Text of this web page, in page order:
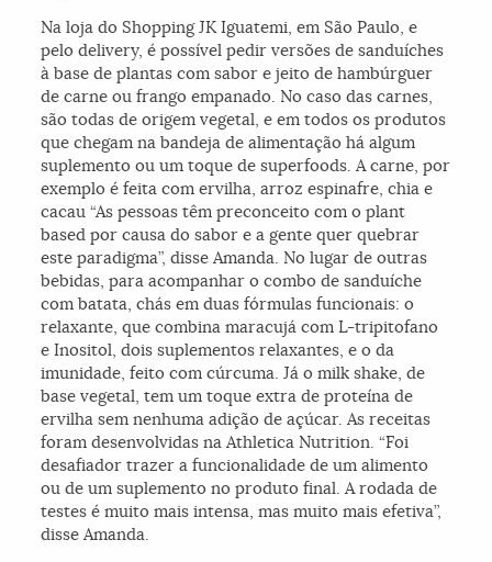
Na loja do Shopping JK Iguatemi, em São Paulo, e
pelo delivery, é possível pedir versões de sanduíches
à base de plantas com sabor e jeito de hambúrguer
de carne ou frango empanado. No caso das carnes,
são todas de origem vegetal, e em todos os produtos
que chegam na bandeja de alimentação há algum
suplemento ou um toque de superfoods. A carne, por
exemplo é feita com ervilha, arroz espinafre, chia e
cacau “As pessoas têm preconceito com o plant
based por causa do sabor e a gente quer quebrar
este paradigma”, disse Amanda. No lugar de outras
bebidas, para acompanhar o combo de sanduíche
com batata, chás em duas fórmulas funcionais: o
relaxante, que combina maracujá com L-tripitofano
e Inositol, dois suplementos relaxantes, e o da
imunidade, feito com cúrcuma. Já o milk shake, de
base vegetal, tem um toque extra de proteína de
ervilha sem nenhuma adição de açúcar. As receitas
foram desenvolvidas na Athletica Nutrition. “Foi
desafiador trazer a funcionalidade de um alimento
ou de um suplemento no produto final. A rodada de
testes é muito mais intensa, mas muito mais efetiva”,
disse Amanda.